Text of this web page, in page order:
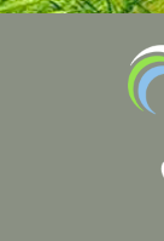
Где
бизнеса и
в логистике